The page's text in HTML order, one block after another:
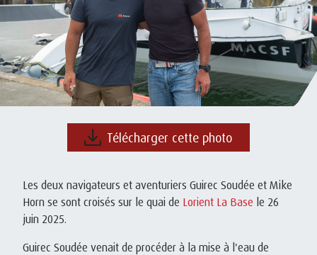
Télécharger cette photo
Les deux navigateurs et aventuriers Guirec Soudée et Mike
Horn se sont croisés sur le quai de Lorient La Base le 26
juin 2025.
Guirec Soudée venait de procéder à la mise à l'eau de